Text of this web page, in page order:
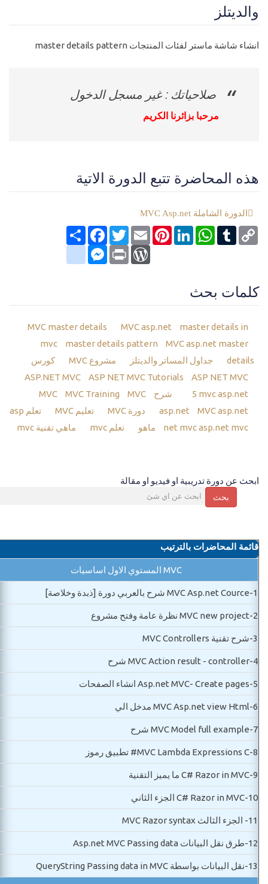
والديتلز
انشاء شاشة ماستر لفئات المنتجات master details pattern
صلاحياتك : غير مسجل الدخول
مرحبا بزائرنا الكريم
هذه المحاضرة تتبع الدورة الاتية
الدورة الشاملة MVC Asp.net
انشر
FacebookTwitterEmail
PinterestLinkedIn
WhatsAppTumblr Copy
Link
google_bookmarksMessenger Print
WordPress
كلمات بحث
MVC master details MVC asp.net
master details in
mvc
master details pattern
MVC asp.net master
details
جداول المساتر والديتلز مشروع MVC
كورس
ASP.NET MVC
ASP NET MVC Tutorials
ASP NET MVC
5 mvc asp.net شرح MVC MVC Training
MVC
asp.net
MVC asp.net دورة MVC تعليم MVC
تعلم asp
net mvcasp.net mvc ماهو تعلم mvc ماهي تقنية mvc
ابحث عن دورة تدريبية او فيديو او مقالة
بحث
قائمة المحاضرات بالترتيب
MVC المستوي الاول اساسيات
1- MVC Asp.net Cource شرح بالعربي دورة [ذبدة وخلاصة]
2- MVC new project نظرة عامة وفتح مشروع
3- شرح تقنية MVC Controllers
4- MVC Action result - controller شرح
5- Asp.net MVC- Create pages انشاء الصفحات
6- MVC Asp.net view Html مدخل الي
7- MVC Model full example شرح
8- MVC Lambda Expressions C# تطبيق رموز
9- C# Razor in MVC ما يميز التقنية
10- C# Razor in MVC الجزء الثاني
11- الجزء الثالث MVC Razor syntax
12- طرق نقل البيانات Asp.net MVC Passing data
13- نقل البيانات بواسطة QueryString Passing data in MVC